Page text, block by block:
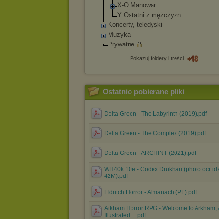
X-O Manowar
Y Ostatni z mężczyzn
Koncerty, teledyski
Muzyka
Prywatne
Pokazuj foldery i treści
Ostatnio pobierane pliki
Delta Green - The Labyrinth (2019).pdf
Delta Green - The Complex (2019).pdf
Delta Green - ARCHINT (2021).pdf
WH40k 10e - Codex Drukhari (photo ocr
42M).pdf
Eldritch Horror - Almanach (PL).pdf
Arkham Horror RPG - Welcome to Arkham,
Illustrated ....pdf